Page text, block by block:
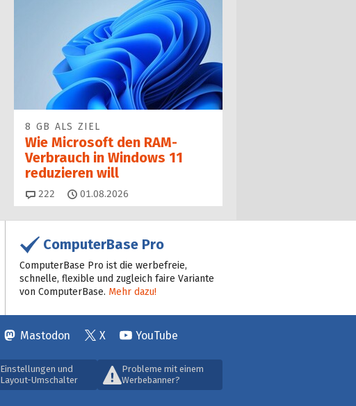
8 GB ALS ZIEL
Wie Microsoft den RAM-
Verbrauch in Windows 11
reduzieren will
222 Kommentare
01.08.2026
ComputerBase Pro
ComputerBase Pro ist die werbefreie,
schnelle, flexible und zugleich faire Variante
von ComputerBase. Mehr dazu!
Mastodon X YouTube
Einstellungen und
Layout-Umschalter
Probleme mit einem
Werbebanner?